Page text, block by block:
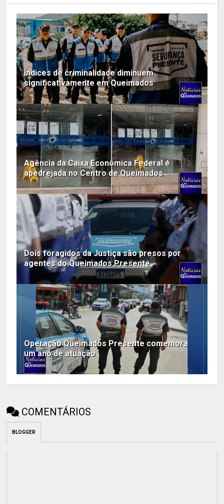
Índices de criminalidade diminuem
significativamente em Queimados
Agência da Caixa Econômica Federal é
apedrejada no Centro de Queimados
Dois foragidos da Justiça são presos por
agentes do Queimados Presente
Operação Queimados Presente comemora
um ano de atuação
COMENTÁRIOS
BLOGGER